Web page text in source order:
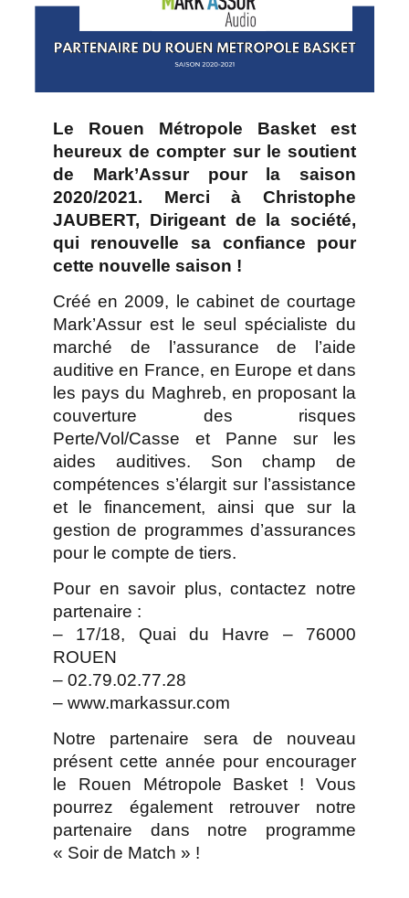
Le Rouen Métropole Basket est
heureux de compter sur le soutient
de Mark’Assur pour la saison
2020/2021. Merci à Christophe
JAUBERT, Dirigeant de la société,
qui renouvelle sa confiance pour
cette nouvelle saison !
Créé en 2009, le cabinet de courtage
Mark’Assur est le seul spécialiste du
marché de l’assurance de l’aide
auditive en France, en Europe et dans
les pays du Maghreb, en proposant la
couverture des risques
Perte/Vol/Casse et Panne sur les
aides auditives. Son champ de
compétences s’élargit sur l’assistance
et le financement, ainsi que sur la
gestion de programmes d’assurances
pour le compte de tiers.
Pour en savoir plus, contactez notre
partenaire :
– 17/18, Quai du Havre – 76000
ROUEN
– 02.79.02.77.28
– www.markassur.com
Notre partenaire sera de nouveau
présent cette année pour encourager
le Rouen Métropole Basket ! Vous
pourrez également retrouver notre
partenaire dans notre programme
« Soir de Match » !